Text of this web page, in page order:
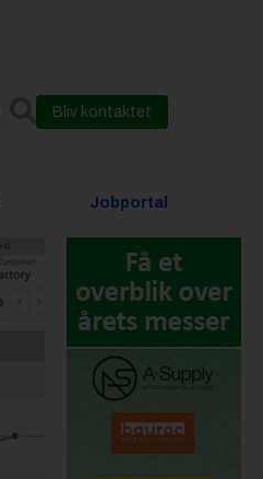
Bliv kontaktet
Jobportal